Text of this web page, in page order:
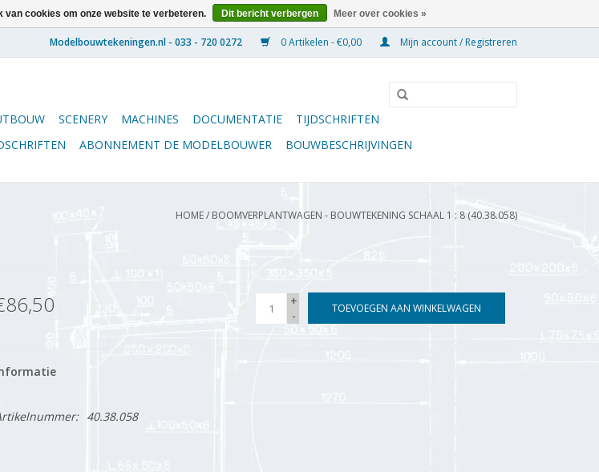
0 Artikelen - €0,00 Mijn account / Registreren
SCENERY MACHINES DOCUMENTATIE
TIJDSCHRIFTEN
ABONNEMENT DE MODELBOUWER BOUWBESCHRIJVINGEN
HOME/ BOOMVERPLANTWAGEN - BOUWTEKENING SCHAAL 1 : 8 (40.38.058)
+
-
TOEVOEGEN AAN WINKELWAGEN
40.38.058
van cookies om onze website te verbeteren. Dit bericht verbergen Meer over cookies »